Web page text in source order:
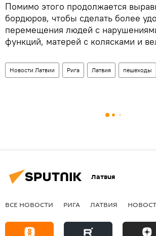
Помимо этого продолжается
бордюров, чтобы сделать более
перемещения людей с
функций, матерей с колясками и
Новости Латвии Рига Латвия пешеходы
Латвия
ВСЕ НОВОСТИ РИГА ЛАТВИЯ